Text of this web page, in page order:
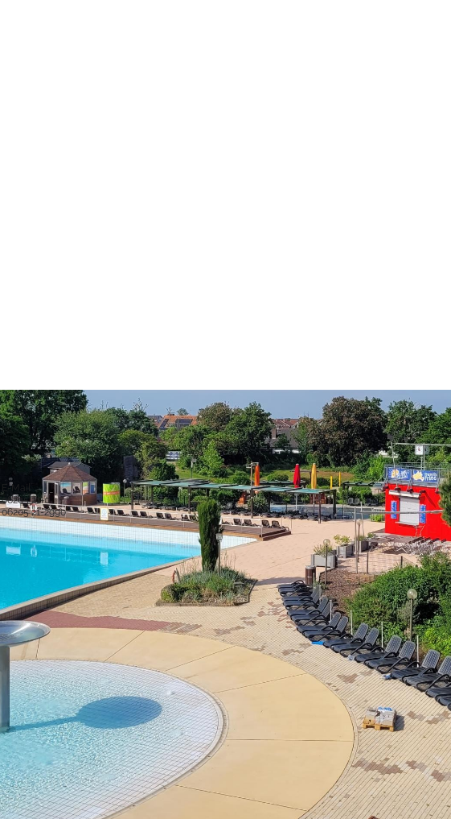
Kontakt
Alle Ansprechpartner
E-Mail
06205 21-0
06205 21-2990
Sichere Kommunikation
Service-Portal BW
Was ist das Service-Portal Baden-Württemberg?
virtuelle Poststelle
Was ist die virtuelle Poststelle?
Öffnungszeiten
Mo - Fr:
Mi:
Sa - So:
08 - 12 Uhr
14 - 18 Uhr
geschlossen
Öffnungszeiten Bürgerbüro
Mo - Fr:
Mo, Di, Do:
08 - 12 Uhr
14 - 15.30 Uhr
14 - 18 Uhr (Nur mit Termin)